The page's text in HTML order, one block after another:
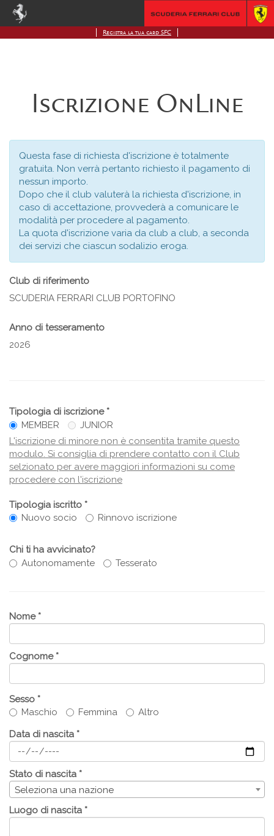
Registra la tua card SFC
Iscrizione OnLine
Questa fase di richiesta d'iscrizione è totalmente
gratuita. Non verrà pertanto richiesto il pagamento di
nessun importo.
Dopo che il club valuterà la richiesta d'iscrizione, in
caso di accettazione, provvederà a comunicare le
modalità per procedere al pagamento.
La quota d'iscrizione varia da club a club, a seconda
dei servizi che ciascun sodalizio eroga.
Club di riferimento
SCUDERIA FERRARI CLUB PORTOFINO
Anno di tesseramento
2026
Tipologia di iscrizione *
MEMBER
JUNIOR
L'iscrizione di minore non è consentita tramite questo
modulo. Si consiglia di prendere contatto con il Club
selzionato per avere maggiori informazioni su come
procedere con l'iscrizione
Tipologia iscritto *
Nuovo socio
Rinnovo iscrizione
Chi ti ha avvicinato?
Autonomamente
Tesserato
Nome *
Cognome *
Sesso *
Maschio
Femmina
Altro
Data di nascita *
Stato di nascita *
Seleziona una nazione
Luogo di nascita *